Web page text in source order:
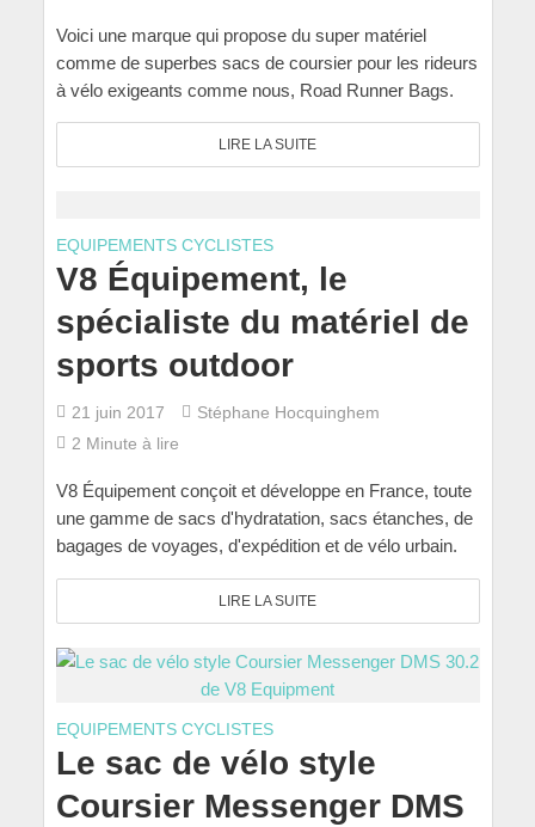
Voici une marque qui propose du super matériel
comme de superbes sacs de coursier pour les rideurs
à vélo exigeants comme nous, Road Runner Bags.
LIRE LA SUITE
EQUIPEMENTS CYCLISTES
V8 Équipement, le
spécialiste du matériel de
sports outdoor
21 juin 2017
Stéphane Hocquinghem
2 Minute à lire
V8 Équipement conçoit et développe en France, toute
une gamme de sacs d'hydratation, sacs étanches, de
bagages de voyages, d'expédition et de vélo urbain.
LIRE LA SUITE
EQUIPEMENTS CYCLISTES
Le sac de vélo style
Coursier Messenger DMS